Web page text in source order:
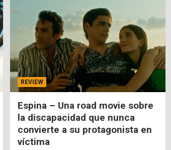
REVIEW
Espina – Una road movie sobre
la discapacidad que nunca
convierte a su protagonista en
víctima